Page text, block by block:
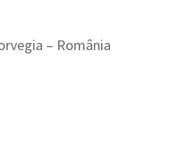
– România